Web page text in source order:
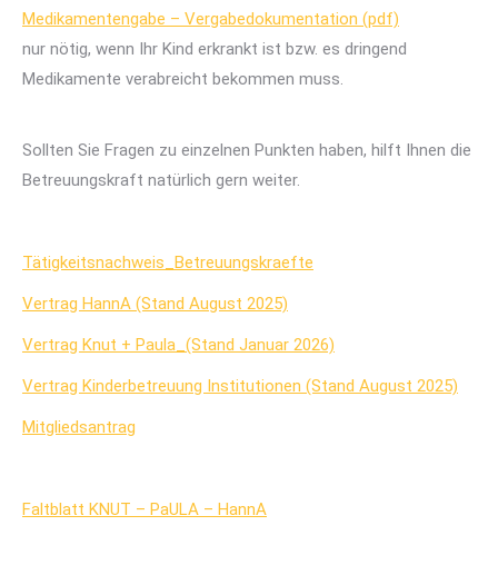
Medikamentengabe – Vergabedokumentation (pdf)
nur nötig, wenn Ihr Kind erkrankt ist bzw. es dringend
Medikamente verabreicht bekommen muss.
Sollten Sie Fragen zu einzelnen Punkten haben, hilft Ihnen die
Betreuungskraft natürlich gern weiter.
Tätigkeitsnachweis_Betreuungskraefte
Vertrag HannA (Stand August 2025)
Vertrag Knut + Paula_(Stand Januar 2026)
Vertrag Kinderbetreuung Institutionen (Stand August 2025)
Mitgliedsantrag
Faltblatt KNUT – PaULA – HannA